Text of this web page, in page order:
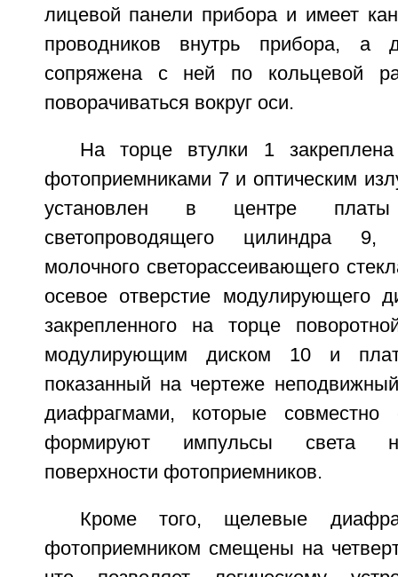
лицевой панели прибора и имеет
проводников внутрь прибора, а
сопряжена с ней по кольцевой
поворачиваться вокруг оси.
На торце втулки 1
фотоприемниками 7 и оптическим
установлен в центре
светопроводящего цилиндра 9,
молочного светорассеивающего
осевое отверстие модулирующего
закрепленного на торце
модулирующим диском 10 и
показанный на чертеже
диафрагмами, которые
формируют импульсы света на
поверхности фотоприемников.
Кроме того, щелевые
фотоприемником смещены на